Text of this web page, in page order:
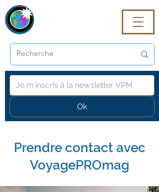
Ok
Prendre contact avec
VoyagePROmag